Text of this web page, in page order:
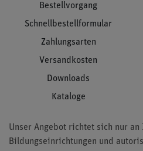
Bestellvorgang
Schnellbestellformular
Zahlungsarten
Versandkosten
Downloads
Kataloge
Unser Angebot richtet sich nur
Bildungseinrichtungen und